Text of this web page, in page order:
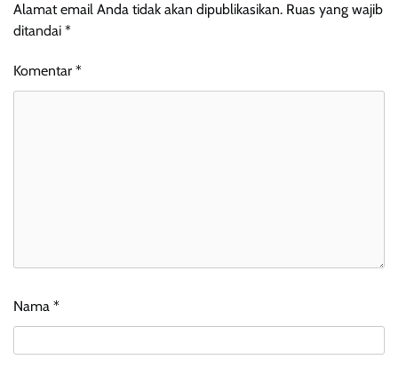
Alamat email Anda tidak akan dipublikasikan. Ruas yang wajib
ditandai *
Komentar *
Nama *